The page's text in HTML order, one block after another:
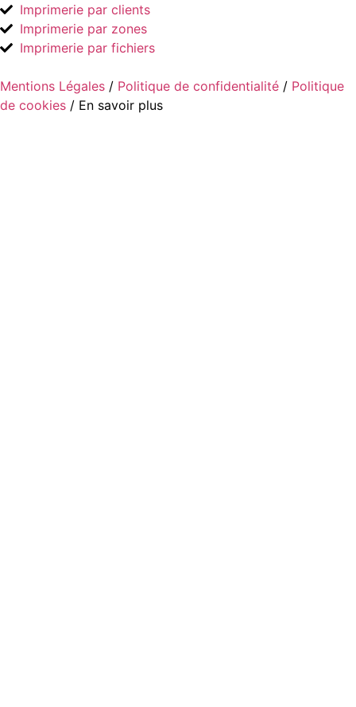
Imprimerie par clients
Imprimerie par zones
Imprimerie par fichiers
Mentions Légales / Politique de confidentialité / Politique
de cookies / En savoir plus